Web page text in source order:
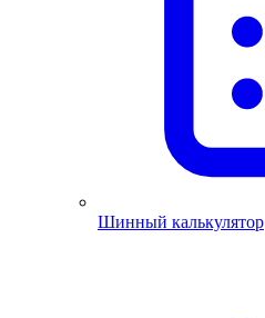
Шинный калькулятор